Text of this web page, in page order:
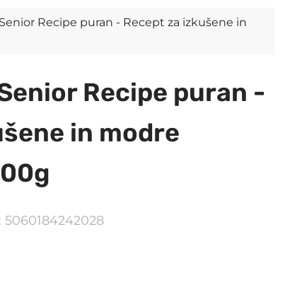
Recipe puran - Recept za izkušene in
Recipe puran -
in modre
5060184242028